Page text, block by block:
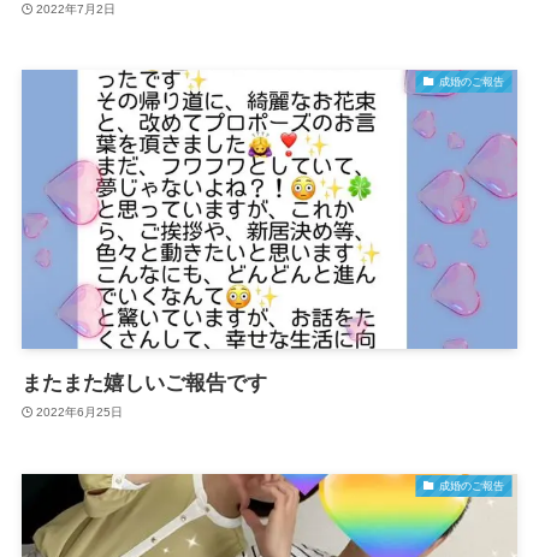
2022年7月2日
成婚のご報告
またまた嬉しいご報告です
2022年6月25日
成婚のご報告